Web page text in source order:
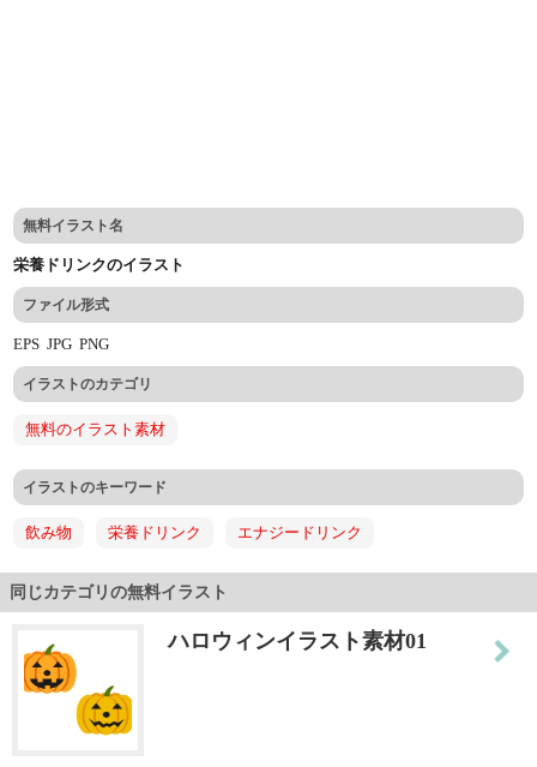
無料イラスト名
栄養ドリンクのイラスト
ファイル形式
EPSJPGPNG
イラストのカテゴリ
無料のイラスト素材
イラストのキーワード
飲み物 栄養ドリンク エナジードリンク
同じカテゴリの無料イラスト
ハロウィンイラスト素材01